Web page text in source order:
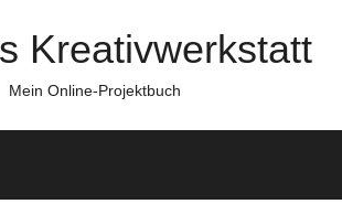
Kreativwerkstatt
Mein Online-Projektbuch